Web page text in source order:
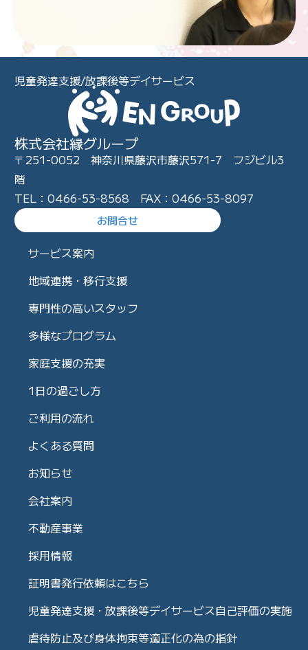
児童発達支援/放課後等デイサービス
株式会社縁グループ
〒251-0052 神奈川県藤沢市藤沢571-7 フジビル3
階
TEL：0466-53-8568 FAX：0466-53-8097
お問合せ
サービス案内
地域連携・移行支援
専門性の高いスタッフ
多様なプログラム
家庭支援の充実
1日の過ごし方
ご利用の流れ
よくある質問
お知らせ
会社案内
不動産事業
採用情報
証明書発行依頼はこちら
児童発達支援・放課後等デイサービス自己評価の実施
虐待防止及び身体拘束等適正化の為の指針